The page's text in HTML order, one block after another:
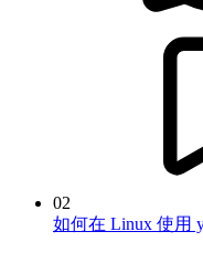
02
如何在 Linux 使用